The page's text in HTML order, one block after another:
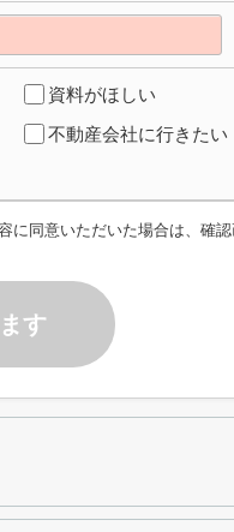
資料がほしい
不動産会社に行きたい
に同意いただいた場合は、確
す